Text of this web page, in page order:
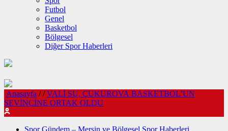
Futbol
Genel
Basketbol
Bölgesel
Diğer Spor Haberleri
Anasayfa / / VALİ SU, ÇUKUROVA BASKETBOL’UN
SEVİNCİNE ORTAK OLDU
Spor Gündem – Mersin ve Bölgesel Spor Haberleri